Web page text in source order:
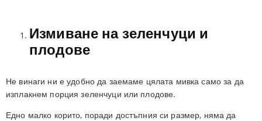
Измиване на зеленчуци и
плодове
Не винаги ни е удобно да заемаме цялата мивка само за да
изплакнем порция зеленчуци или плодове.
Едно малко корито, поради достъпния си размер, няма да